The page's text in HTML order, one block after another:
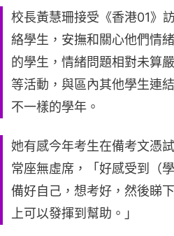
校長黃慧珊接受《香港01》
絡學生，安撫和關心他們情
的學生，情緒問題相對未算
等活動，與區內其他學生連
不一樣的學年。
她有感今年考生在備考文憑
常座無虛席，「好感受到（
備好自己，想考好，然後睇
上可以發揮到幫助。」